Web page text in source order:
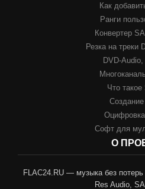
Как
Ранги
Конвертер
Резка на треки
DVD-
Что такое
Софт для
О
FLAC24.RU — музыка без
Res Audio,